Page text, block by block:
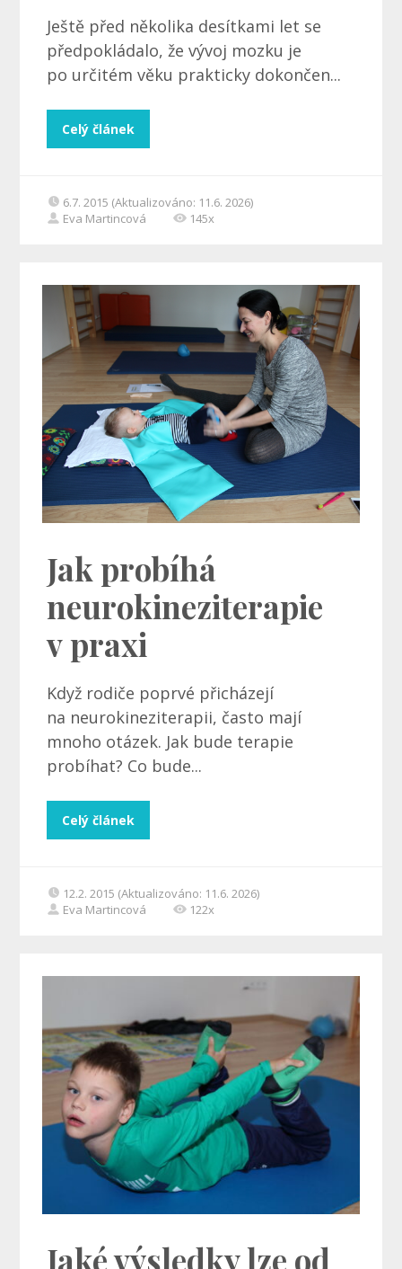
Ještě před několika desítkami let se
předpokládalo, že vývoj mozku je
po určitém věku prakticky dokončen...
Celý článek
6.7. 2015 (Aktualizováno: 11.6. 2026)
Eva Martincová
145x
Jak probíhá
neurokineziterapie
v praxi
Když rodiče poprvé přicházejí
na neurokineziterapii, často mají
mnoho otázek. Jak bude terapie
probíhat? Co bude...
Celý článek
12.2. 2015 (Aktualizováno: 11.6. 2026)
Eva Martincová
122x
Jaké výsledky lze od